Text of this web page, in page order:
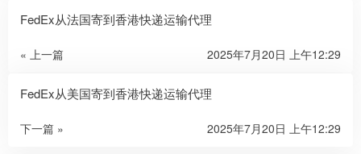
FedEx从法国寄到香港快递运输代理
« 上一篇 2025年7月20日 上午12:29
FedEx从美国寄到香港快递运输代理
下一篇 » 2025年7月20日 上午12:29